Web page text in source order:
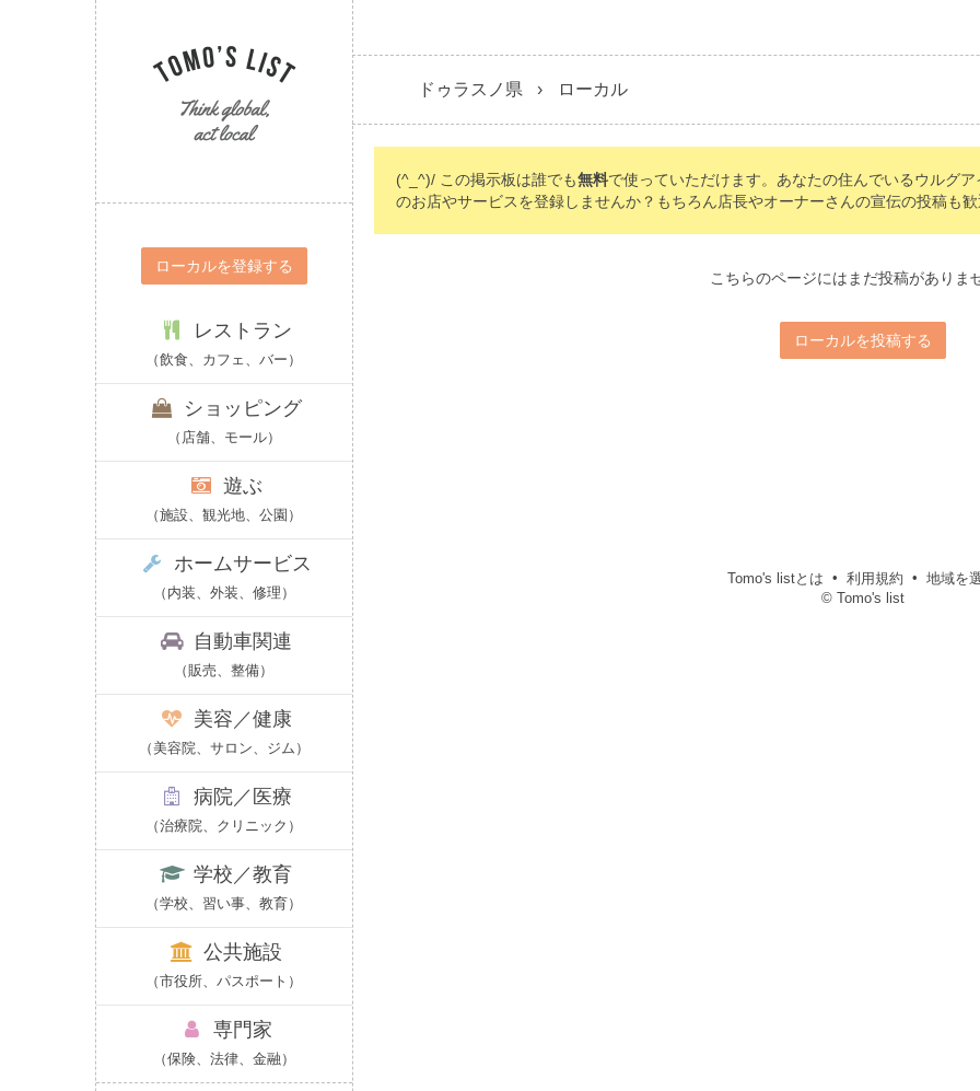
ローカルを登録する
レストラン
（飲食、カフェ、バー）
ショッピング
（店舗、モール）
遊ぶ
（施設、観光地、公園）
ホームサービス
（内装、外装、修理）
自動車関連
（販売、整備）
美容／健康
（美容院、サロン、ジム）
病院／医療
（治療院、クリニック）
学校／教育
（学校、習い事、教育）
公共施設
（市役所、パスポート）
専門家
（保険、法律、金融）
ドゥラスノ県 ローカル
(^_^)/ この掲示板は誰でも無料で使っていただけます。あなたの住んでいるウルグ
のお店やサービスを登録しませんか？もちろん店長やオーナーさんの宣伝の投稿も
こちらのページにはまだ投稿がありま
ローカルを投稿する
Tomo's listとは 利用規約
地域を
© Tomo's list